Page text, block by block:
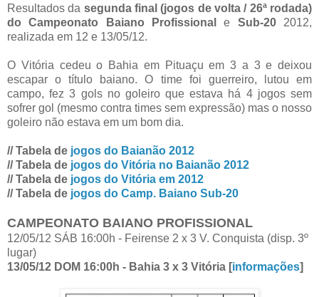
Resultados da segunda final (jogos de volta / 26ª rodada)
do Campeonato Baiano Profissional
e Sub-202012,
realizada em 12 e 13/05/12.
O Vitória cedeu o Bahia em Pituaçu em 3 a 3 e deixou
escapar o título baiano. O time foi guerreiro, lutou em
campo, fez 3 gols no goleiro que estava há 4 jogos sem
sofrer gol (mesmo contra times sem expressão) mas o nosso
goleiro não estava em um bom dia.
// Tabela de jogos do Baianão 2012
// Tabela de jogos do Vitória no Baianão 2012
// Tabela de jogos do Vitória em 2012
// Tabela de jogos do Camp. Baiano Sub-20
CAMPEONATO BAIANO PROFISSIONAL
12/05/12 SÁB 16:00h - Feirense 2 x 3 V. Conquista (disp. 3º
lugar)
13/05/12 DOM 16:00h - Bahia 3 x 3 Vitória [informações]